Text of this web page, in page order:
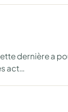
dernière a
act…